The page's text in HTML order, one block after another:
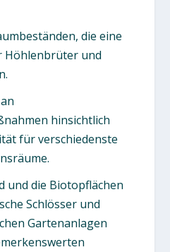
die eine
Höhlenbrüter und
hinsichtlich
für verschiedenste
und die Biotopflächen
Schlösser und
Gartenanlagen